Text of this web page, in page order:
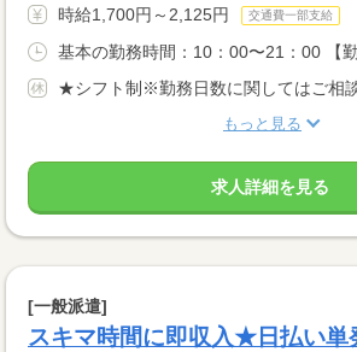
時給1,700円～2,125円 交通費一部支給
基本の勤務時間：10：00〜21：00 【
★シフト制※勤務日数に関してはご相
もっと見る
求人詳細を見る
[一般派遣]
スキマ時間に即収入★日払い単